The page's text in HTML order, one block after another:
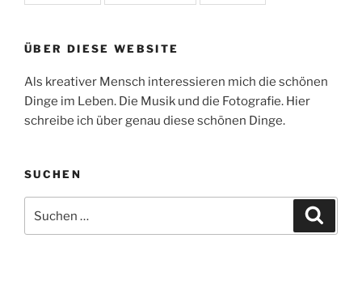
ÜBER DIESE WEBSITE
Als kreativer Mensch interessieren mich die schönen
Dinge im Leben. Die Musik und die Fotografie. Hier
schreibe ich über genau diese schönen Dinge.
SUCHEN
nach: